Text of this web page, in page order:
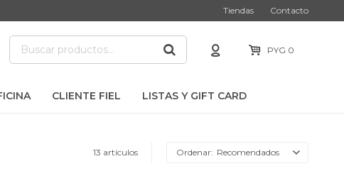
CLIENTE FIEL LISTAS Y GIFT CARD
PYG 0
Tiendas Contacto
13 artículos Recomendados